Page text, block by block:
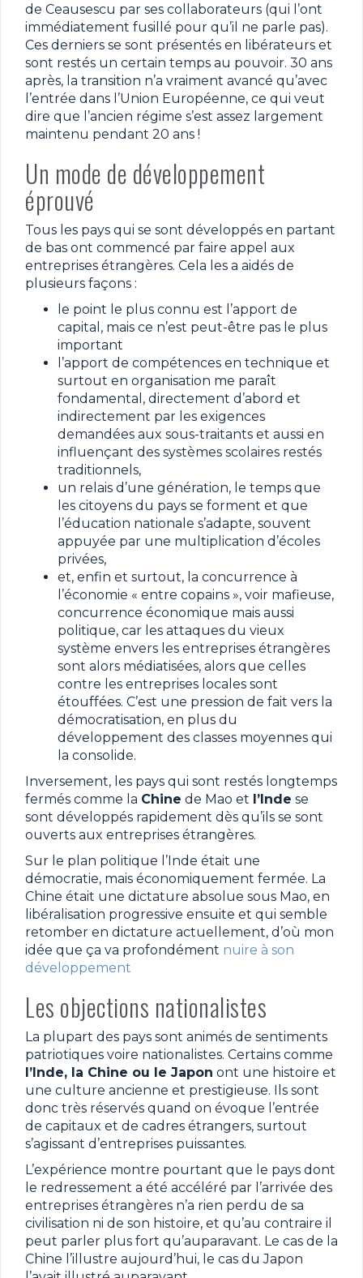
de Ceausescu par ses collaborateurs (qui l’ont
immédiatement fusillé pour qu’il ne parle pas).
Ces derniers se sont présentés en libérateurs et
sont restés un certain temps au pouvoir. 30 ans
après, la transition n’a vraiment avancé qu’avec
l’entrée dans l’Union Européenne, ce qui veut
dire que l’ancien régime s’est assez largement
maintenu pendant 20 ans !
Un mode de développement
éprouvé
Tous les pays qui se sont développés en partant
de bas ont commencé par faire appel aux
entreprises étrangères. Cela les a aidés de
plusieurs façons :
le point le plus connu est l’apport de
capital, mais ce n’est peut-être pas le plus
important
l’apport de compétences en technique et
surtout en organisation me paraît
fondamental, directement d’abord et
indirectement par les exigences
demandées aux sous-traitants et aussi en
influençant des systèmes scolaires restés
traditionnels,
un relais d’une génération, le temps que
les citoyens du pays se forment et que
l’éducation nationale s’adapte, souvent
appuyée par une multiplication d’écoles
privées,
et, enfin et surtout, la concurrence à
l’économie « entre copains », voir mafieuse,
concurrence économique mais aussi
politique, car les attaques du vieux
système envers les entreprises étrangères
sont alors médiatisées, alors que celles
contre les entreprises locales sont
étouffées. C’est une pression de fait vers la
démocratisation, en plus du
développement des classes moyennes qui
la consolide.
Inversement, les pays qui sont restés longtemps
fermés comme la Chine de Mao et l’Inde se
sont développés rapidement dès qu’ils se sont
ouverts aux entreprises étrangères.
Sur le plan politique l’Inde était une
démocratie, mais économiquement fermée. La
Chine était une dictature absolue sous Mao, en
libéralisation progressive ensuite et qui semble
retomber en dictature actuellement, d’où mon
idée que ça va profondément nuire à son
développement
Les objections nationalistes
La plupart des pays sont animés de sentiments
patriotiques voire nationalistes. Certains comme
l’Inde, la Chine ou le Japon ont une histoire et
une culture ancienne et prestigieuse. Ils sont
donc très réservés quand on évoque l’entrée
de capitaux et de cadres étrangers, surtout
s’agissant d’entreprises puissantes.
L’expérience montre pourtant que le pays dont
le redressement a été accéléré par l’arrivée des
entreprises étrangères n’a rien perdu de sa
civilisation ni de son histoire, et qu’au contraire il
peut parler plus fort qu’auparavant. Le cas de la
Chine l’illustre aujourd’hui, le cas du Japon